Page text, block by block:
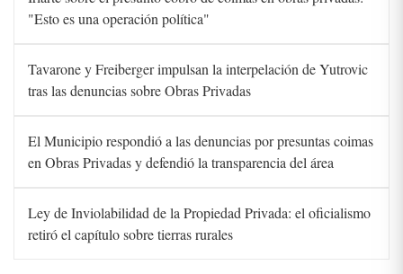
"Esto es una operación política"
Tavarone y Freiberger impulsan la interpelación de Yutrovic
tras las denuncias sobre Obras Privadas
El Municipio respondió a las denuncias por presuntas coimas
en Obras Privadas y defendió la transparencia del área
Ley de Inviolabilidad de la Propiedad Privada: el oficialismo
retiró el capítulo sobre tierras rurales